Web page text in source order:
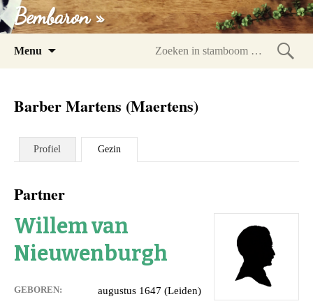
Bembaron »
Menu
Barber Martens (Maertens)
Profiel Gezin
Partner
Willem van
Nieuwenburgh
GEBOREN: augustus 1647 (Leiden)